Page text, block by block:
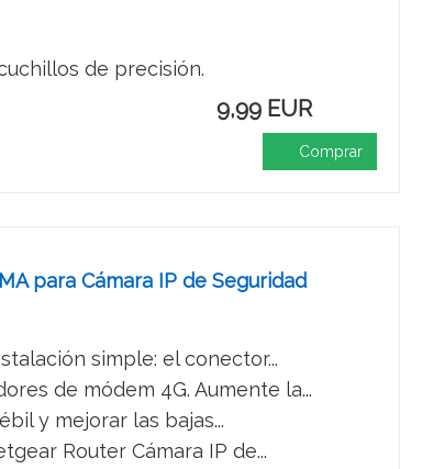
de precisión.
9,99 EUR
Comprar
para Cámara IP de Seguridad
simple: el conector...
de módem 4G. Aumente la...
y mejorar las bajas...
Router Cámara IP de...